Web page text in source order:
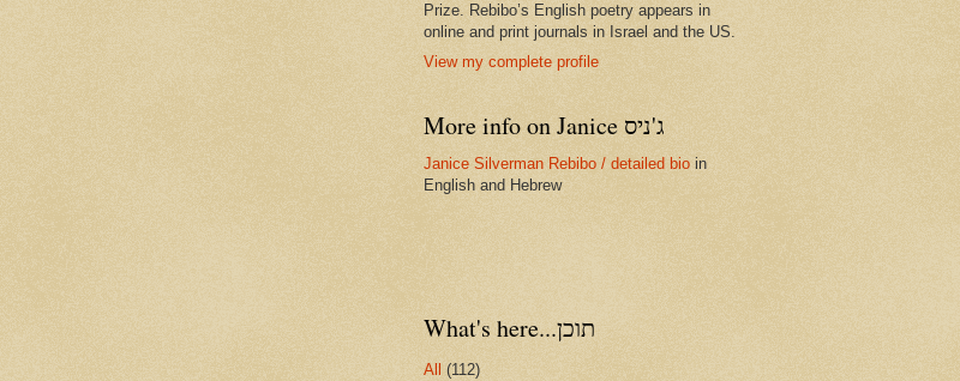
Prize. Rebibo’s English poetry appears in
online and print journals in Israel and the US.
View my complete profile
More info on Janice ג'ניס
Janice Silverman Rebibo / detailed bio in
English and Hebrew
What's here...תוכן
All
(112)